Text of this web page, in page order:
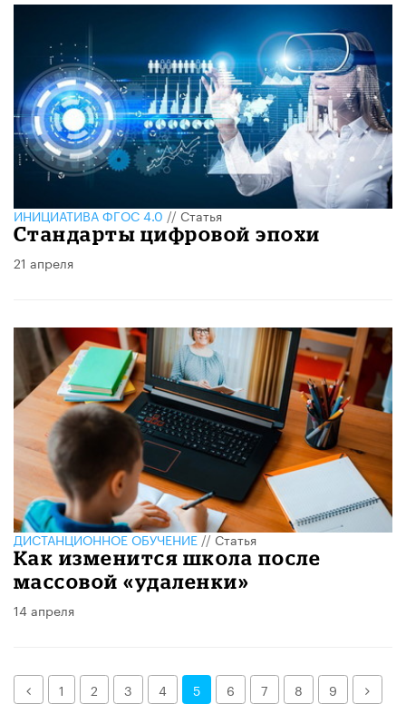
ИНИЦИАТИВА ФГОС 4.0//Статья
Стандарты цифровой эпохи
21 апреля
ДИСТАНЦИОННОЕ ОБУЧЕНИЕ//Статья
Как изменится школа после
массовой «удаленки»
14 апреля
Назад1 2 3 4 5 6 7 8 9 Далее